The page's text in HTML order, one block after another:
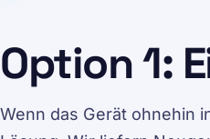
Option 1:
Wenn das Gerät ohnehin